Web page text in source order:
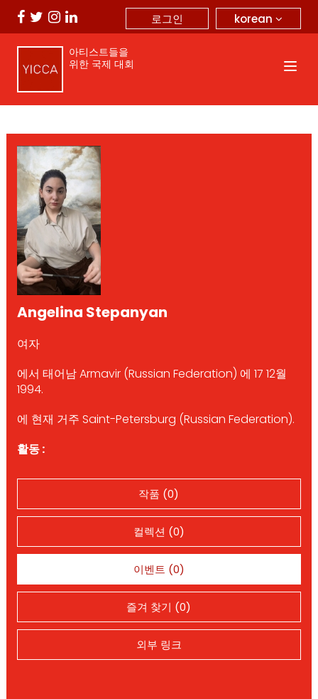
korean
로그인
아티스트들을
위한 국제 대회
Angelina Stepanyan
여자
에서 태어남 Armavir (Russian Federation) 에 17 12월
1994.
에 현재 거주 Saint-Petersburg (Russian Federation).
활동 :
작품 (0)
컬렉션 (0)
이벤트 (0)
즐겨 찾기 (0)
외부 링크